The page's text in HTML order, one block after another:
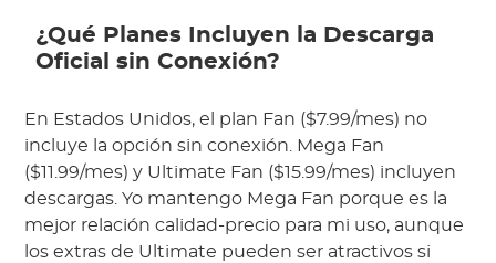
¿Qué Planes Incluyen la Descarga
Oficial sin Conexión?
En Estados Unidos, el plan Fan ($7.99/mes) no
incluye la opción sin conexión. Mega Fan
($11.99/mes) y Ultimate Fan ($15.99/mes) incluyen
descargas. Yo mantengo Mega Fan porque es la
mejor relación calidad-precio para mi uso, aunque
los extras de Ultimate pueden ser atractivos si